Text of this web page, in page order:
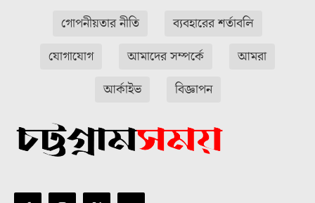
গোপনীয়তার নীতি
ব্যবহারের শর্তাবলি
যোগাযোগ
আমাদের সম্পর্কে
আমরা
আর্কাইভ
বিজ্ঞাপন